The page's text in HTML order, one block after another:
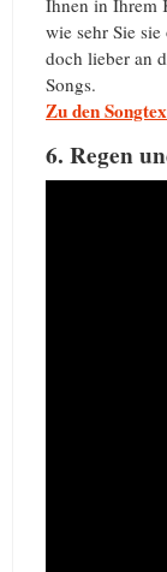
wie sehr Sie
doch lieber an
Songs.
Zu den
6. Regen